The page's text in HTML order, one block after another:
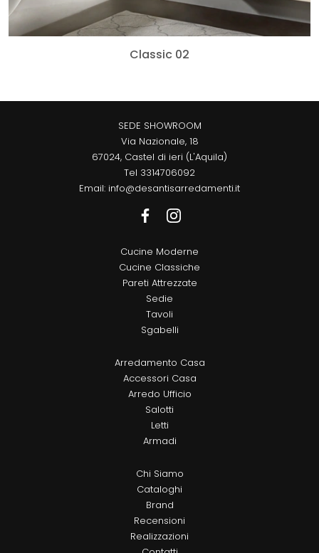
Classic 02
SEDE SHOWROOM
Via Nazionale, 18
67024, Castel di ieri (L'Aquila)
Tel 3314706092
Email: info@desantisarredamenti.it
Cucine Moderne
Cucine Classiche
Pareti Attrezzate
Sedie
Tavoli
Sgabelli
Arredamento Casa
Accessori Casa
Arredo Ufficio
Salotti
Letti
Armadi
Chi Siamo
Cataloghi
Brand
Recensioni
Realizzazioni